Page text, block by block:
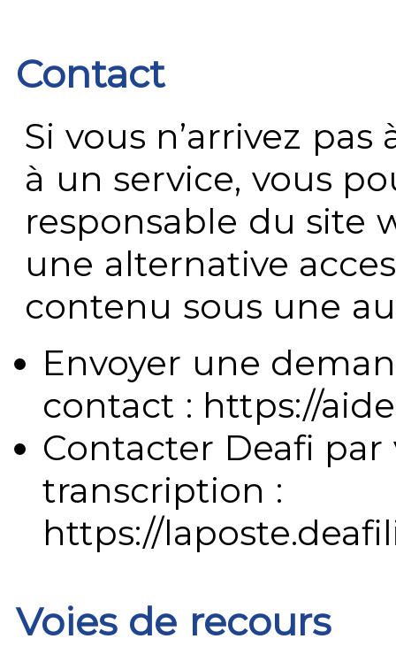
Contact
Si vous n’arrivez
à un service, vous
responsable du site
une alternative
contenu sous une
Envoyer une
contact : https://
Contacter Deafi
transcription :
https://
Voies de recours